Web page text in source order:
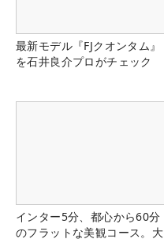
最新モデル『FJクオンタム』
を石井良介プロがチェック
インター5分、都心から60分
のフラットな美観コース。大